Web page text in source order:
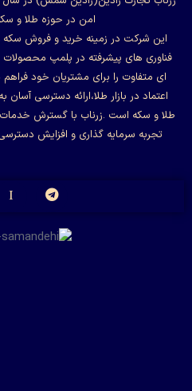
امن در حوزه طلا و
این شرکت در زمینه خرید و فروش
فناوری های پیشرفته در پلمپ محصولات
ای متفاوت را برای مشتریان خود
اعتماد در بازار طلا،ارائه دسترسی
طلا و سکه است .زرناب با گسترش
تجربه سرمایه گذاری و افزایش